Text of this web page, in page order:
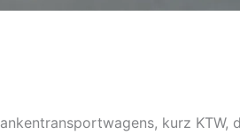
kurz KTW,